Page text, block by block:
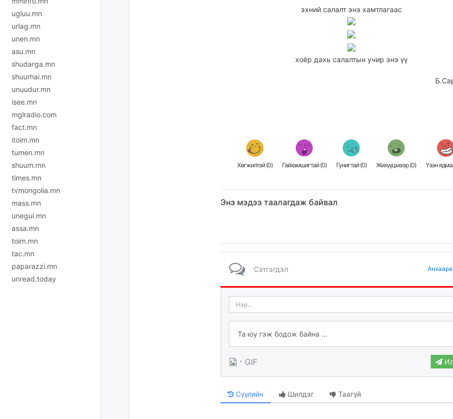
ugluu.mn
urlag.mn
unen.mn
asu.mn
shudarga.mn
shuurhai.mn
unuudur.mn
isee.mn
mglradio.com
fact.mn
itoim.mn
tumen.mn
shuum.mn
times.mn
tvmongolia.mn
mass.mn
unegui.mn
assa.mn
toim.mn
tac.mn
paparazzi.mn
unread.today
эхний салалт энэ хамтлагаас
хоёр дахь салалтын учир энэ үү
Хөгжилтэй (0) Гайхамшигтай (0) Гунигтай (0) Жихүүцмээр (0) Үзэн
Энэ мэдээ таалагдаж байвал
Сэтгэгдэл
· GIF
Сүүлийн Шилдэг Таагүй